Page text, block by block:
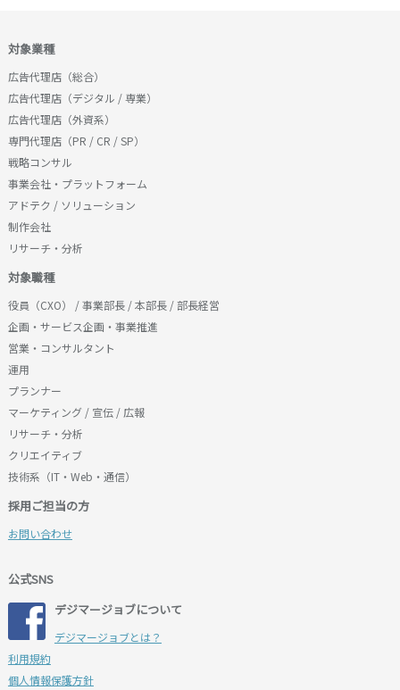
対象業種
広告代理店（総合）
広告代理店（デジタル / 専業）
広告代理店（外資系）
専門代理店（PR / CR / SP）
戦略コンサル
事業会社・プラットフォーム
アドテク / ソリューション
制作会社
リサーチ・分析
対象職種
役員（CXO） / 事業部長 / 本部長 / 部長経営
企画・サービス企画・事業推進
営業・コンサルタント
運用
プランナー
マーケティング / 宣伝 / 広報
リサーチ・分析
クリエイティブ
技術系（IT・Web・通信）
採用ご担当の方
お問い合わせ
公式SNS
デジマージョブについて
デジマージョブとは？
利用規約
個人情報保護方針